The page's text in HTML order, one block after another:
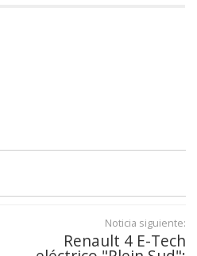
Noticia siguiente:
Renault 4 E-Tech